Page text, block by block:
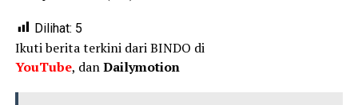
Dilihat: 5
Ikuti berita terkini dari BINDO di
YouTube, danDailymotion